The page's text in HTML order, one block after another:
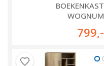
BOEKENKAST
WOGNUM
799,-